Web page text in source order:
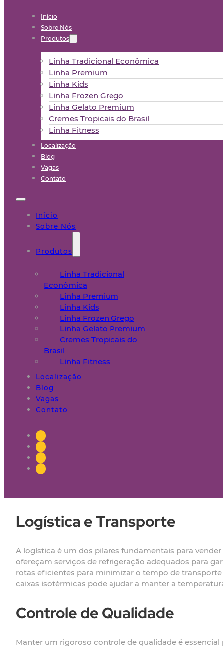
Início
Sobre Nós
Produtos
Linha Tradicional Econômica
Linha Premium
Linha Kids
Linha Frozen Grego
Linha Gelato Premium
Cremes Tropicais do Brasil
Linha Fitness
Localização
Blog
Vagas
Contato
Início
Sobre Nós
Produtos
Linha Tradicional
Econômica
Linha Premium
Linha Kids
Linha Frozen Grego
Linha Gelato Premium
Cremes Tropicais do
Brasil
Linha Fitness
Localização
Blog
Vagas
Contato
Logística e Transporte
A logística é um dos pilares fundamentais para
ofereçam serviços de refrigeração adequados para
rotas eficientes para minimizar o tempo de
caixas isotérmicas pode ajudar a manter a
Controle de Qualidade
Manter um rigoroso controle de qualidade é